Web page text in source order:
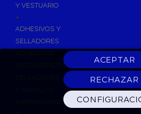
Y VESTUARIO
+
ADHESIVOS Y
SELLADORES
INSTANTANEOS
IMPRIMACIONES